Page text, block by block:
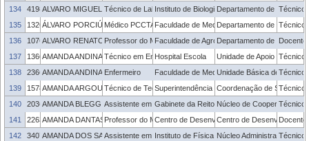
134
419864ALVARO MIGUEL MOREIRA MARTINS
Técnico de LaboratórioInstituto de BiologiaDepartamento de Técnico
135
1326070ÁLVARO PORCIÚNCULA GONZALEZ
Médico PCCTAEFaculdade de MedicinaDepartamento de Clínica
Técnico
136
1076762ALVARO RENATO GUERRA DIASProfessor do Magistério Superior
Faculdade de Agronomia Eliseu Maciel
Departamento de Ciência
Docente
137
1366340AMANDA ANDINA BORGESTécnico em Enfermagem
Hospital Escola Unidade de Apoio aoTécnico
138
2366340AMANDA ANDINA BORGES
Enfermeiro Faculdade de MedicinaUnidade Básica de Saúde -
Técnico
139
1578065AMANDA ARGOU CARDOZOTécnico de Tecnologia da Informação
Superintendência de Gestão de Tecnologia
Coordenação de Sistemas
Técnico
140
2036689AMANDA BLEGGI Assistente em Administração
Gabinete da ReitoriaNúcleo de Cooperação
Técnico
141
2263875AMANDA DANTAS DE OLIVEIRAProfessor do Magistério Superior
Centro de Desenvolvimento Tecnológico
Centro de
Docente
142
3407326AMANDA DOS SANTOS MACHADO
Assistente em AdministraçãoInstituto de Física e MatemáticaNúcleo Administrativo - IFM
Técnico